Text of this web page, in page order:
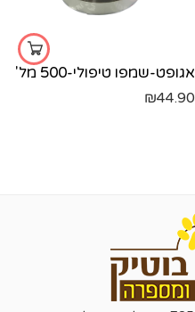
אגופט-שמפו טיפולי-500 מל'
₪44.90